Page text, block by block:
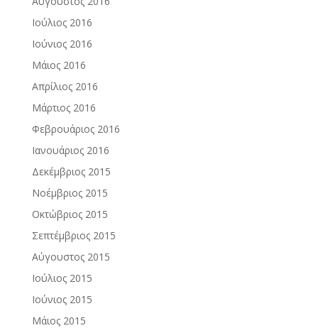
Ιούλιος 2016
Ιούνιος 2016
Μάιος 2016
Απρίλιος 2016
Μάρτιος 2016
Φεβρουάριος 2016
Ιανουάριος 2016
Δεκέμβριος 2015
Νοέμβριος 2015
Οκτώβριος 2015
Σεπτέμβριος 2015
Αύγουστος 2015
Ιούλιος 2015
Ιούνιος 2015
Μάιος 2015